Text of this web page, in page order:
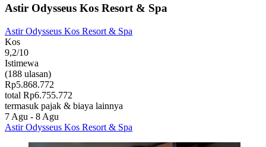
Astir Odysseus Kos Resort & Spa
Astir Odysseus Kos Resort & Spa
Kos
9,2/10
Istimewa
(188 ulasan)
Rp5.868.772
total Rp6.755.772
termasuk pajak & biaya lainnya
7 Agu - 8 Agu
Astir Odysseus Kos Resort & Spa